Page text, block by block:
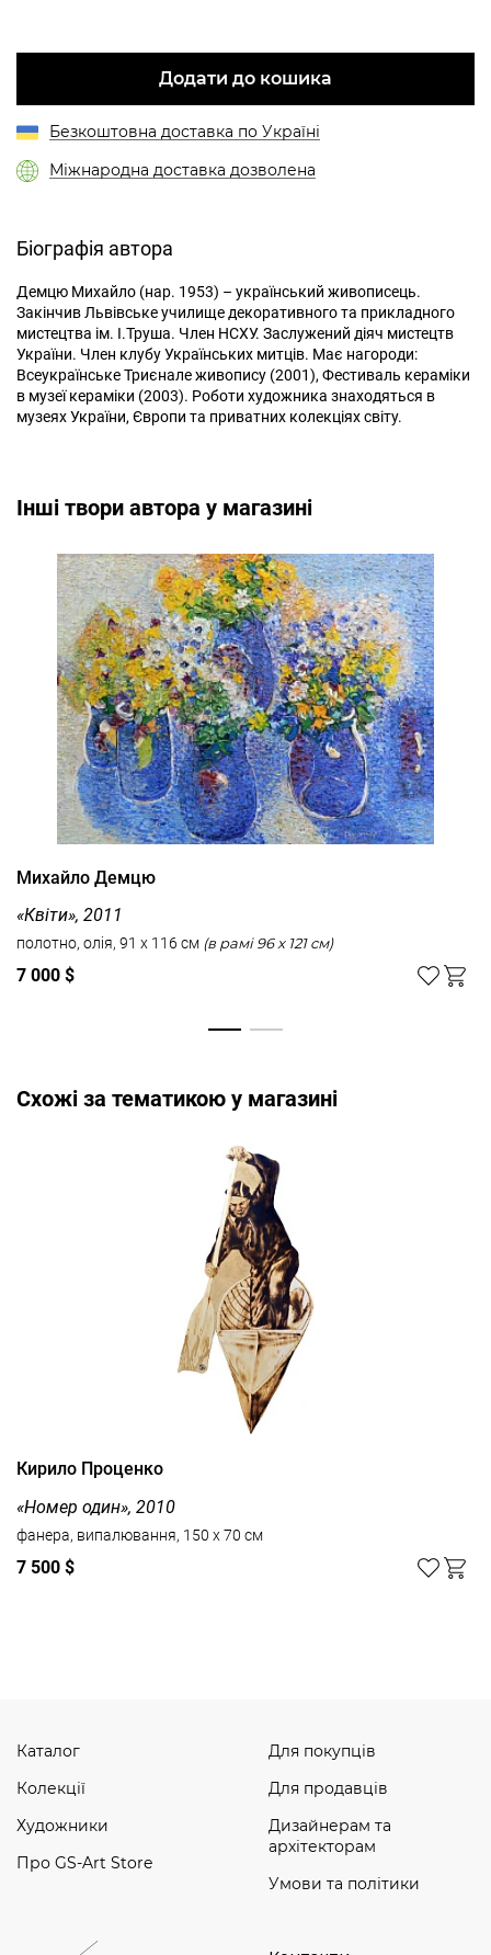
Додати до кошика
Безкоштовна доставка по Україні
Міжнародна доставка дозволена
Біографія автора
Демцю Михайло (нар. 1953) – український живописець.
Закінчив Львівське училище декоративного та прикладного
мистецтва ім. І.Труша. Член НСХУ. Заслужений діяч мистецтв
України. Член клубу Українських митців. Має нагороди:
Всеукраїнське Триєнале живопису (2001), Фестиваль кераміки
в музеї кераміки (2003). Роботи художника знаходяться в
музеях України, Європи та приватних колекціях світу.
Інші твори автора у магазині
Михайло Демцю
«Квіти», 2011
полотно, олія, 91 x 116 см (в рамі 96 x 121 см)
7 000 $
Cхожі за тематикою у магазині
Кирило Проценко
«Номер один», 2010
фанера, випалювання, 150 x 70 см
7 500 $
Каталог
Колекції
Художники
Про GS-Art Store
Для покупців
Для продавців
Дизайнерам та
архітекторам
Умови та політики